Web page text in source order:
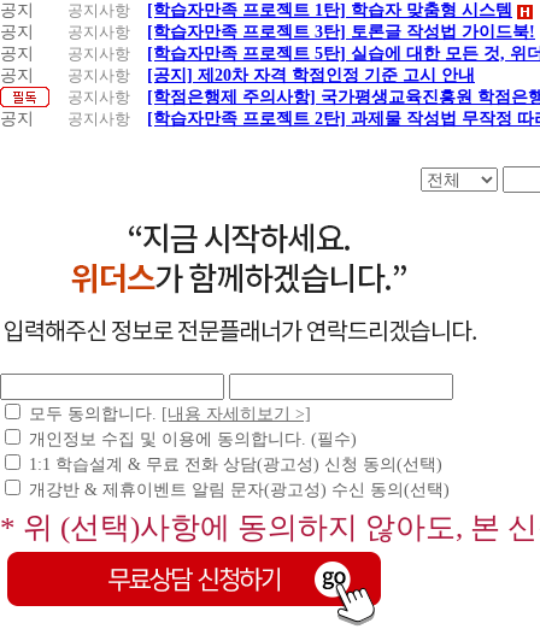
공지
공지사항
[학습자만족 프로젝트 1탄] 학습자 맞춤형 시스템
공지
공지사항
[학습자만족 프로젝트 3탄] 토론글 작성법 가이드북!
공지
공지사항
[학습자만족 프로젝트 5탄] 실습에 대한 모든 것, 위
공지
공지사항
[공지] 제20차 자격 학점인정 기준 고시 안내
공지사항
[학점은행제 주의사항] 국가평생교육진흥원 학점은
공지
공지사항 [학습자만족 프로젝트 2탄] 과제물 작성법 무작정 따
모두 동의합니다.
[내용 자세히보기 >]
개인정보 수집 및 이용에 동의합니다. (필수)
1:1 학습설계 & 무료 전화 상담(광고성) 신청 동의(선택)
개강반 & 제휴이벤트 알림 문자(광고성) 수신 동의(선택)
* 위 (선택)사항에 동의하지 않아도, 본